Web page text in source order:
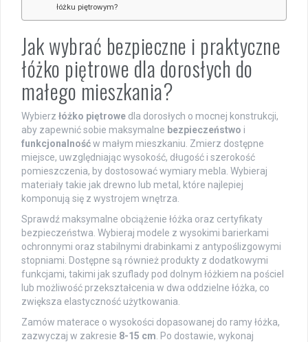
łóżku piętrowym?
Jak wybrać bezpieczne i praktyczne
łóżko piętrowe dla dorosłych do
małego mieszkania?
Wybierz łóżko piętrowe dla dorosłych o mocnej konstrukcji,
aby zapewnić sobie maksymalne bezpieczeństwo i
funkcjonalnośćw małym mieszkaniu. Zmierz dostępne
miejsce, uwzględniając wysokość, długość i szerokość
pomieszczenia, by dostosować wymiary mebla. Wybieraj
materiały takie jak drewno lub metal, które najlepiej
komponują się z wystrojem wnętrza.
Sprawdź maksymalne obciążenie łóżka oraz certyfikaty
bezpieczeństwa. Wybieraj modele z wysokimi barierkami
ochronnymi oraz stabilnymi drabinkami z antypoślizgowymi
stopniami. Dostępne są również produkty z dodatkowymi
funkcjami, takimi jak szuflady pod dolnym łóżkiem na pościel
lub możliwość przekształcenia w dwa oddzielne łóżka, co
zwiększa elastyczność użytkowania.
Zamów materace o wysokości dopasowanej do ramy łóżka,
zazwyczaj w zakresie 8-15 cm . Po dostawie, wykonaj